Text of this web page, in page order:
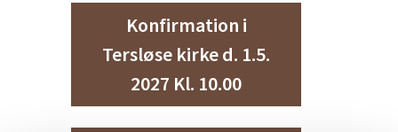
Konfirmation i
Tersløse kirke d. 1.5.
2027 Kl. 10.00